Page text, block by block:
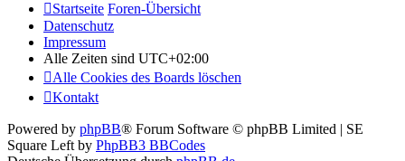
Startseite Foren-Übersicht
Datenschutz
Impressum
Alle Zeiten sind UTC+02:00
Alle Cookies des Boards löschen
Kontakt
Powered by phpBB® Forum Software © phpBB Limited | SE
Square Left by PhpBB3 BBCodes